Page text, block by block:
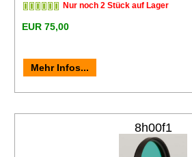
Nur noch 2 Stück auf Lager
EUR 75,00
Mehr Infos...
8h00f1